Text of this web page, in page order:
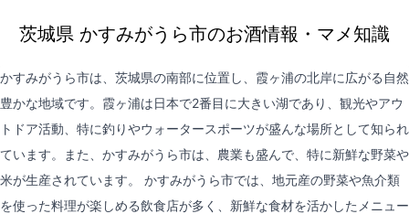
茨城県 かすみがうら市のお酒情報・マメ知識
かすみがうら市は、茨城県の南部に位置し、霞ヶ浦の北岸に広がる自然
豊かな地域です。霞ヶ浦は日本で2番目に大きい湖であり、観光やアウ
トドア活動、特に釣りやウォータースポーツが盛んな場所として知られ
ています。また、かすみがうら市は、農業も盛んで、特に新鮮な野菜や
米が生産されています。 かすみがうら市では、地元産の野菜や魚介類
を使った料理が楽しめる飲食店が多く、新鮮な食材を活かしたメニュー